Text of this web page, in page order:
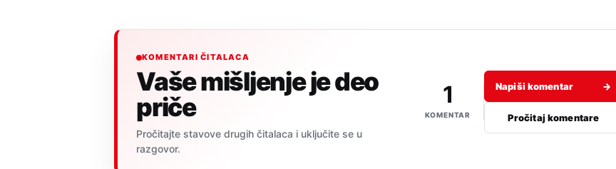
KOMENTARI ČITALACA
Vaše mišljenje je deo
priče
Pročitajte stavove drugih čitalaca i uključite se u
razgovor.
1
KOMENTAR
Napiši komentar →
Pročitaj komentare